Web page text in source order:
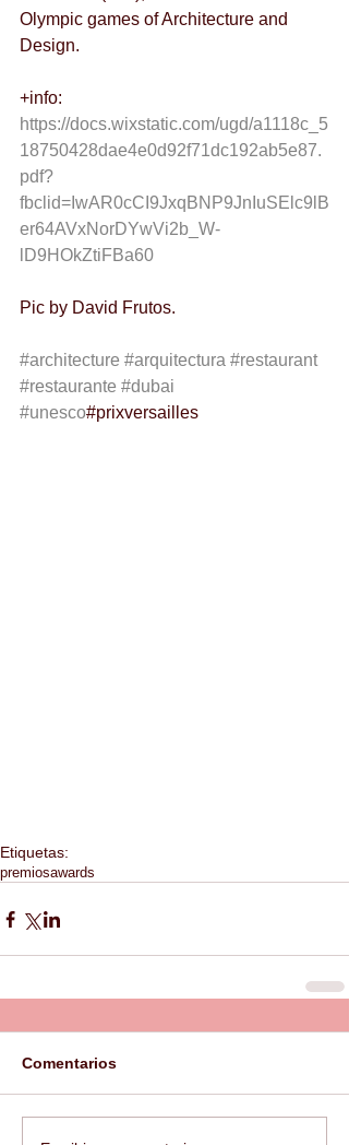
Olympic games of Architecture and
Design.
+info:
https://docs.wixstatic.com/ugd/a1118c_5
18750428dae4e0d92f71dc192ab5e87.
pdf?
fbclid=IwAR0cCI9JxqBNP9JnIuSElc9lB
er64AVxNorDYwVi2b_W-
lD9HOkZtiFBa60
Pic by David Frutos.
#architecture #arquitectura #restaurant
#restaurante #dubai
#unesco#prixversailles
Etiquetas:
premiosawards
Comentarios